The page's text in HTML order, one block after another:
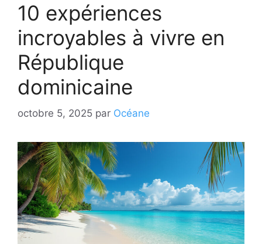
10 expériences
incroyables à vivre en
République
dominicaine
octobre 5, 2025 par Océane